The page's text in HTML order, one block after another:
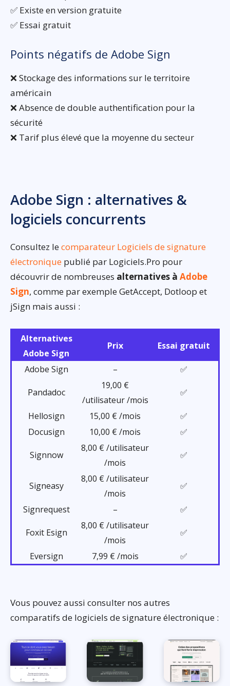
✅ Existe en version gratuite
✅ Essai gratuit
Points négatifs de Adobe Sign
❌ Stockage des informations sur le territoire
américain
❌ Absence de double authentification pour la
sécurité
❌ Tarif plus élevé que la moyenne du secteur
Adobe Sign : alternatives &
logiciels concurrents
Consultez lecomparateur Logiciels de signature
électronique publié par Logiciels.Pro pour
découvrir de nombreuses alternatives à Adobe
Sign, comme par exemple GetAccept, Dotloop et
jSign mais aussi :
Alternatives
Adobe Sign
Prix Essai gratuit
Adobe Sign – ✅
Pandadoc
19,00 €
/utilisateur /mois
✅
Hellosign 15,00 € /mois
✅
Docusign
10,00 € /mois ✅
Signnow
8,00 € /utilisateur
/mois
✅
Signeasy
8,00 € /utilisateur
/mois
✅
Signrequest – ✅
Foxit Esign
8,00 € /utilisateur
/mois
✅
Eversign 7,99 € /mois ✅
Vous pouvez aussi consulter nos autres
comparatifs de logiciels de signature électronique :